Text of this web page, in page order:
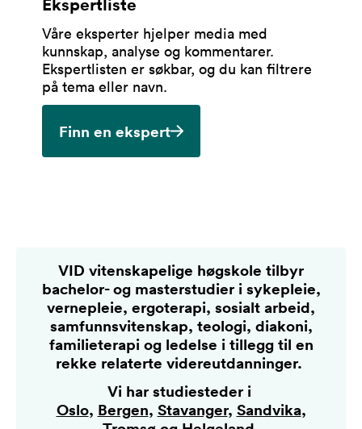
Våre eksperter hjelper media med
kunnskap, analyse og kommentarer.
Ekspertlisten er søkbar, og du kan filtrere
på tema eller navn.
Finn en ekspert
VID vitenskapelige høgskole tilbyr
bachelor- og masterstudier i sykepleie,
vernepleie, ergoterapi, sosialt arbeid,
samfunnsvitenskap, teologi, diakoni,
familieterapi og ledelse i tillegg til en
rekke relaterte videreutdanninger.
Vi har studiesteder i
Oslo, Bergen, Stavanger, Sandvika,